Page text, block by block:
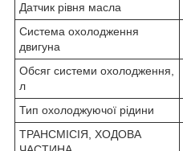
Датчик рівня масла
Система охолодження
двигуна
Обсяг системи охолодження,
л
Тип охолоджуючої рідини
ТРАНСМІСІЯ, ХОДОВА